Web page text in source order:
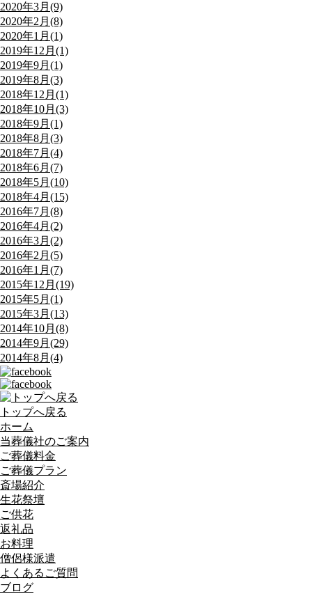
2020年3月(9)
2020年2月(8)
2020年1月(1)
2019年12月(1)
2019年9月(1)
2019年8月(3)
2018年12月(1)
2018年10月(3)
2018年9月(1)
2018年8月(3)
2018年7月(4)
2018年6月(7)
2018年5月(10)
2018年4月(15)
2016年7月(8)
2016年4月(2)
2016年3月(2)
2016年2月(5)
2016年1月(7)
2015年12月(19)
2015年5月(1)
2015年3月(13)
2014年10月(8)
2014年9月(29)
2014年8月(4)
トップへ戻る
ホーム
当葬儀社のご案内
ご葬儀料金
ご葬儀プラン
斎場紹介
生花祭壇
ご供花
返礼品
お料理
僧侶様派遣
よくあるご質問
ブログ